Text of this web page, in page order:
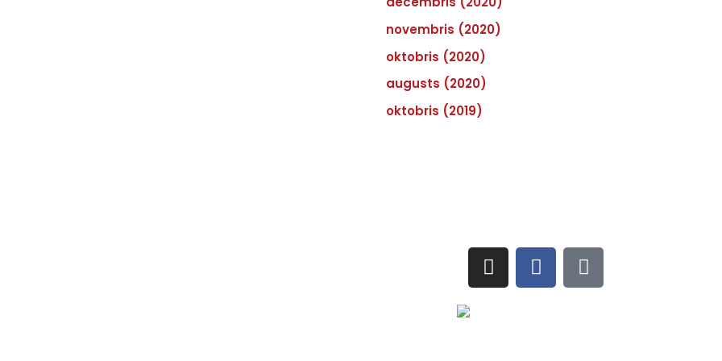
novembris (2020)
oktobris (2020)
augusts (2020)
oktobris (2019)